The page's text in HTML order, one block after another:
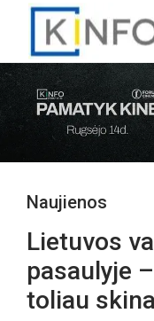
Naujienos
Lietuvos
pasaulyje
toliau